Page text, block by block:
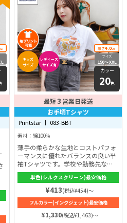
キッズ
サイズ
レディース
サイズ有
厚さ4.0oz
サイズ
150〜XXL
カラー
20色
最短3 営業日発送
お手頃Tシャツ
Printstar 丨 083-BBT
素材：綿100%
薄手の柔らかな生地とコストパフォ
ーマンスに優れたバランスの良い半
袖Tシャツです。学校や勤務先など
のちょっとしたイベントにオスス
メ！何度洗濯しても伸びないように
作られた首元、丈夫な袖口と耐久性
はばっちり！シルエットは定番Tシ
ャツよりも少し細身なので、男性は
スタイリッシュに、女性はしなやか
単色(シルクスクリーン)最安価格
¥413(税込¥454)～
フルカラー(インクジェット)最安価格
¥1,330(税込¥1,463)～